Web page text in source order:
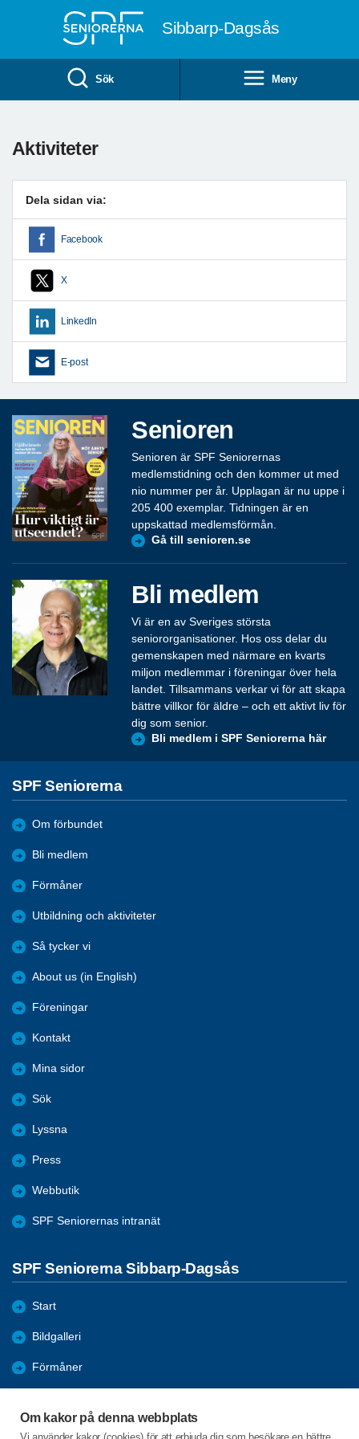
Om kakor på denna webbplats
Sibbarp-Dagsås
Sök Meny
Aktiviteter
Dela sidan via:
Facebook
X
LinkedIn
E-post
Senioren
Senioren är SPF Seniorernas
medlemstidning och den kommer ut med
nio nummer per år. Upplagan är nu uppe i
205 400 exemplar. Tidningen är en
uppskattad medlemsförmån.
Gå till senioren.se
Bli medlem
Vi är en av Sveriges största
seniororganisationer. Hos oss delar du
gemenskapen med närmare en kvarts
miljon medlemmar i föreningar över hela
landet. Tillsammans verkar vi för att skapa
bättre villkor för äldre – och ett aktivt liv för
dig som senior.
Bli medlem i SPF Seniorerna här
SPF Seniorerna
Om förbundet
Bli medlem
Förmåner
Utbildning och aktiviteter
Så tycker vi
About us (in English)
Föreningar
Kontakt
Mina sidor
Sök
Lyssna
Press
Webbutik
SPF Seniorernas intranät
SPF Seniorerna Sibbarp-Dagsås
Start
Bildgalleri
Förmåner
Om föreningen